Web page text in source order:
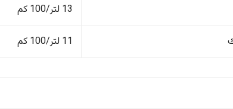
13 لتر/100 كم
11 لتر/100 كم